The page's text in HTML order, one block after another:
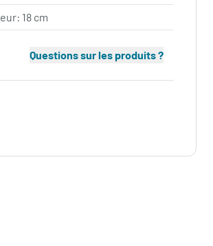
18 cm
Questions sur les produits ?